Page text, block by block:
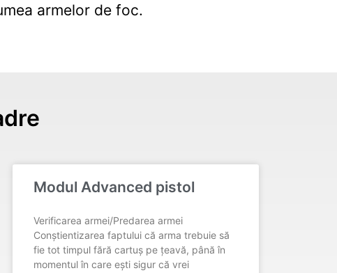
armelor de foc.
Modul Advanced pistol
Verificarea armei/Predarea armei
Conștientizarea faptului că arma trebuie să
fie tot timpul fără cartuș pe țeavă, până în
momentul în care ești sigur că vrei